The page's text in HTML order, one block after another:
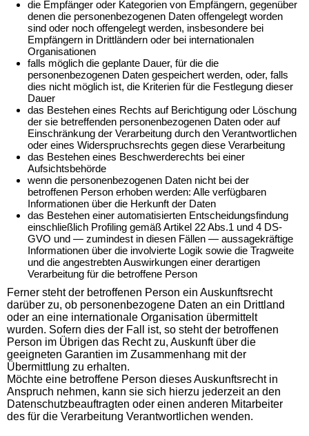
die Empfänger oder Kategorien von Empfängern, gegenüber
denen die personenbezogenen Daten offengelegt worden
sind oder noch offengelegt werden, insbesondere bei
Empfängern in Drittländern oder bei internationalen
Organisationen
falls möglich die geplante Dauer, für die die
personenbezogenen Daten gespeichert werden, oder, falls
dies nicht möglich ist, die Kriterien für die Festlegung dieser
Dauer
das Bestehen eines Rechts auf Berichtigung oder Löschung
der sie betreffenden personenbezogenen Daten oder auf
Einschränkung der Verarbeitung durch den Verantwortlichen
oder eines Widerspruchsrechts gegen diese Verarbeitung
das Bestehen eines Beschwerderechts bei einer
Aufsichtsbehörde
wenn die personenbezogenen Daten nicht bei der
betroffenen Person erhoben werden: Alle verfügbaren
Informationen über die Herkunft der Daten
das Bestehen einer automatisierten Entscheidungsfindung
einschließlich Profiling gemäß Artikel 22 Abs.1 und 4 DS-
GVO und — zumindest in diesen Fällen — aussagekräftige
Informationen über die involvierte Logik sowie die Tragweite
und die angestrebten Auswirkungen einer derartigen
Verarbeitung für die betroffene Person
Ferner steht der betroffenen Person ein Auskunftsrecht
darüber zu, ob personenbezogene Daten an ein Drittland
oder an eine internationale Organisation übermittelt
wurden. Sofern dies der Fall ist, so steht der betroffenen
Person im Übrigen das Recht zu, Auskunft über die
geeigneten Garantien im Zusammenhang mit der
Übermittlung zu erhalten.
Möchte eine betroffene Person dieses Auskunftsrecht in
Anspruch nehmen, kann sie sich hierzu jederzeit an den
Datenschutzbeauftragten oder einen anderen Mitarbeiter
des für die Verarbeitung Verantwortlichen wenden.